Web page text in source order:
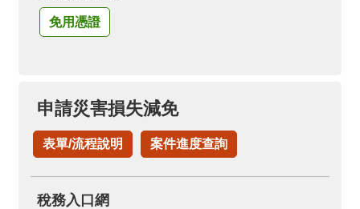
免用憑證
申請災害損失減免
表單/流程說明 案件進度查詢
稅務入口網